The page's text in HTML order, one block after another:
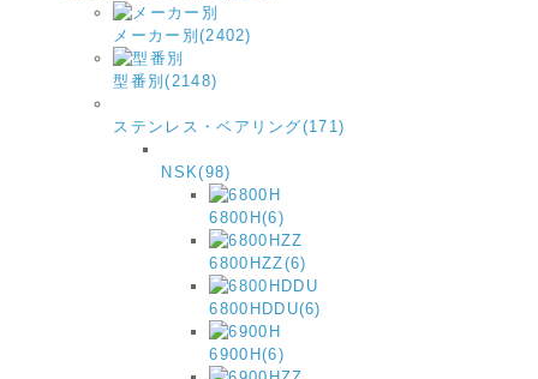
メーカー別(2402)
型番別(2148)
ステンレス・ベアリング(171)
NSK(98)
6800H(6)
6800HZZ(6)
6800HDDU(6)
6900H(6)